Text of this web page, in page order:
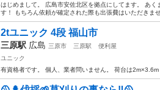
はじめまして。 広島市安佐北区を拠点にしてます。 あ
す！ もちろん依頼が確定された際も出張費はいただきま
2tユニック 4段 福山市
三原駅 広島 三原市 三原駅
便利屋
ユニック
有資格者です。 個人、業者問いません。 荷台は